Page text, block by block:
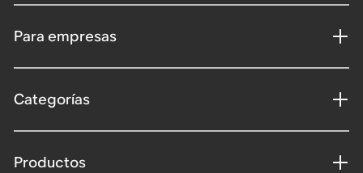
Para empresas
Categorías
Productos